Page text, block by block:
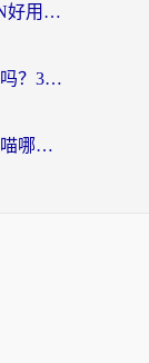
海外看国内剧总卡？快帆TV版VPN好用吗？和海牛VPN对比哪个回国效果更好？
海外党必看：斧牛和QuickFox好用吗？3步选对回国加速器，无缝刷国内剧玩游戏
海外党选回国加速器：云极和加速喵哪个好？附3款热门工具实测对比